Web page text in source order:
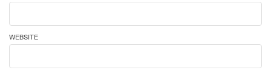
WEBSITE